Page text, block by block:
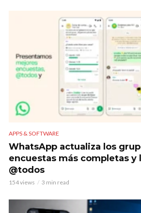
APPS & SOFTWARE
WhatsApp actualiza los
encuestas más completas y
@todos
154 views 3 min read